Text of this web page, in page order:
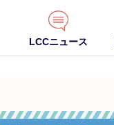
LCCニュース